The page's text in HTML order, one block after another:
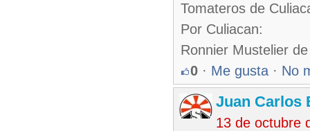
Tomateros de
Por Culiacan:
Ronnier Mustelier
0 · Me gusta · No
Juan Carlos
13 de octubre